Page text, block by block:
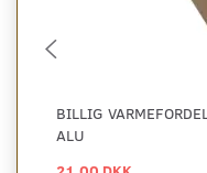
BILLIG
ALU